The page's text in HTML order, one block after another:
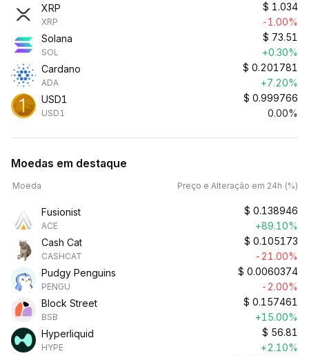
XRP
XRP
$ 1.034
-1.00%
Solana
SOL
$ 73.51
+0.30%
Cardano
ADA
$ 0.201781
+7.20%
USD1
USD1
$ 0.999766
0.00%
Moedas em destaque
Moeda Preço e Alteração em 24h (%)
Fusionist
ACE
$ 0.138946
+89.10%
Cash Cat
CASHCAT
$ 0.105173
-21.00%
Pudgy Penguins
PENGU
$ 0.0060374
-2.00%
Block Street
BSB
$ 0.157461
+15.00%
Hyperliquid
HYPE
$ 56.81
+2.10%